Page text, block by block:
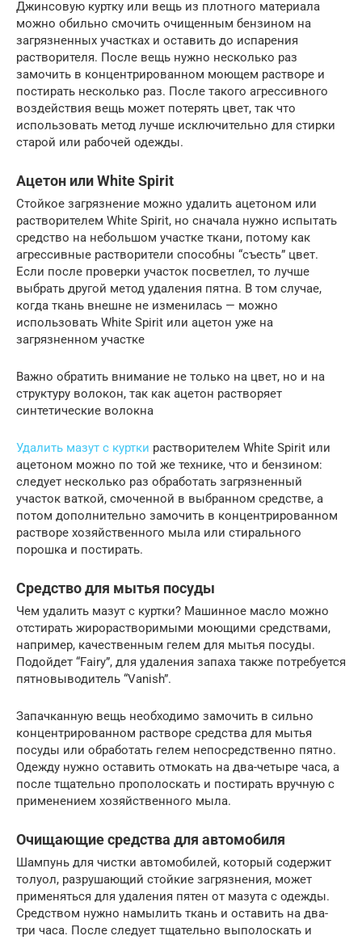
Джинсовую куртку или вещь из плотного материала
можно обильно смочить очищенным бензином на
загрязненных участках и оставить до испарения
растворителя. После вещь нужно несколько раз
замочить в концентрированном моющем растворе и
постирать несколько раз. После такого агрессивного
воздействия вещь может потерять цвет, так что
использовать метод лучше исключительно для стирки
старой или рабочей одежды.
Ацетон или White Spirit
Стойкое загрязнение можно удалить ацетоном или
растворителем White Spirit, но сначала нужно испытать
средство на небольшом участке ткани, потому как
агрессивные растворители способны “съесть” цвет.
Если после проверки участок посветлел, то лучше
выбрать другой метод удаления пятна. В том случае,
когда ткань внешне не изменилась — можно
использовать White Spirit или ацетон уже на
загрязненном участке
Важно обратить внимание не только на цвет, но и на
структуру волокон, так как ацетон растворяет
синтетические волокна
Удалить мазут с куртки растворителем White Spirit или
ацетоном можно по той же технике, что и бензином:
следует несколько раз обработать загрязненный
участок ваткой, смоченной в выбранном средстве, а
потом дополнительно замочить в концентрированном
растворе хозяйственного мыла или стирального
порошка и постирать.
Средство для мытья посуды
Чем удалить мазут с куртки? Машинное масло можно
отстирать жирорастворимыми моющими средствами,
например, качественным гелем для мытья посуды.
Подойдет “Fairy”, для удаления запаха также потребуется
пятновыводитель “Vanish”.
Запачканную вещь необходимо замочить в сильно
концентрированном растворе средства для мытья
посуды или обработать гелем непосредственно пятно.
Одежду нужно оставить отмокать на два-четыре часа, а
после тщательно прополоскать и постирать вручную с
применением хозяйственного мыла.
Очищающие средства для автомобиля
Шампунь для чистки автомобилей, который содержит
толуол, разрушающий стойкие загрязнения, может
применяться для удаления пятен от мазута с одежды.
Средством нужно намылить ткань и оставить на два-
три часа. После следует тщательно выполоскать и